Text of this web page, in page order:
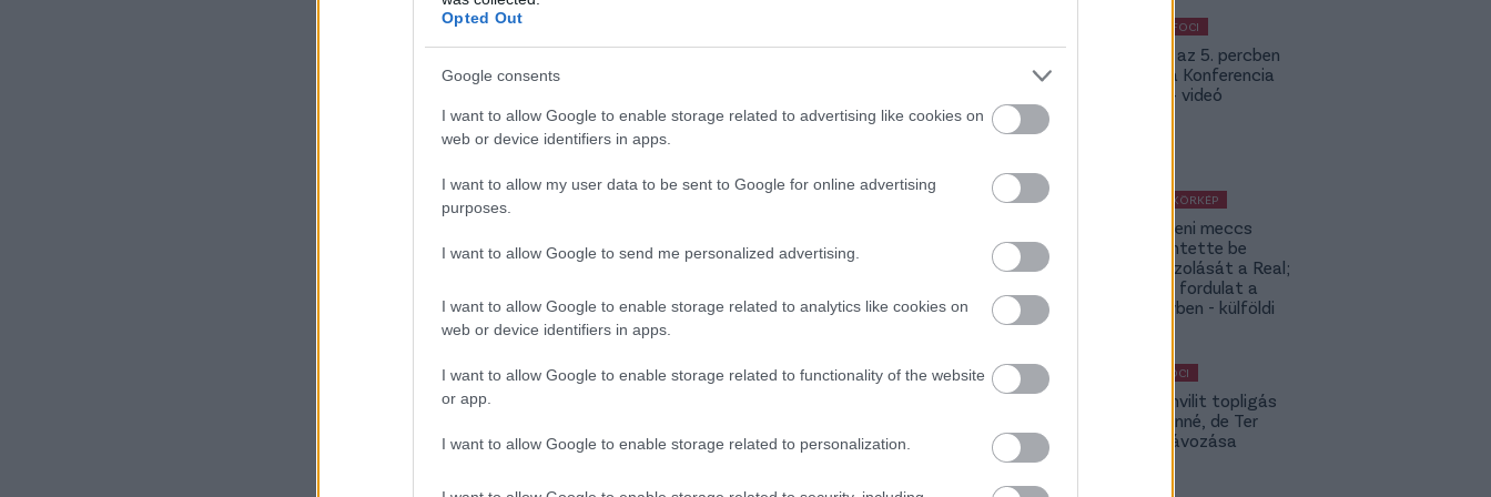
Opted Out
Google consents
I want to allow Google to enable storage related to advertising like cookies on
web or device identifiers in apps.
I want to allow my user data to be sent to Google for online advertising
purposes.
I want to allow Google to send me personalized advertising.
I want to allow Google to enable storage related to analytics like cookies on
web or device identifiers in apps.
I want to allow Google to enable storage related to functionality of the website
or app.
I want to allow Google to enable storage related to personalization.
KÜLFÖLDI FOCI
Bolla már az 5. percben
betalált a Konferencia
Ligában – videó
KÜLFÖLDI KÖRKÉP
A Fradi elleni meccs
előtt jelentette be
rekordigazolását a Real;
hatalmas fordulat a
Rodri-ügyben - külföldi
MAGYAR FOCI
Yaakobishvilit topligás
csapat vinné, de Ter
Stegen távozása